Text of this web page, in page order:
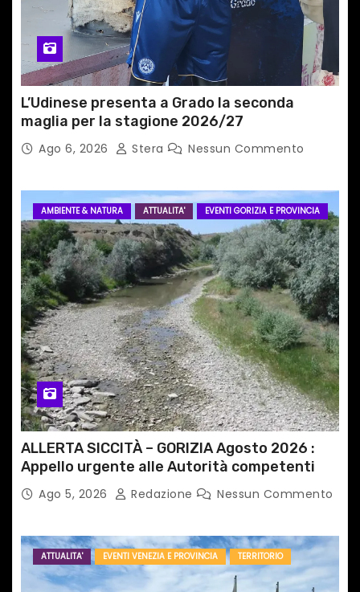
L’Udinese presenta a Grado la seconda
maglia per la stagione 2026/27
Ago 6, 2026 Stera Nessun Commento
AMBIENTE & NATURA ATTUALITA' EVENTI GORIZIA E PROVINCIA
ALLERTA SICCITÀ – GORIZIA Agosto 2026 :
Appello urgente alle Autorità competenti
Ago 5, 2026 Redazione Nessun Commento
ATTUALITA' EVENTI VENEZIA E PROVINCIA TERRITORIO